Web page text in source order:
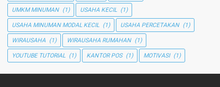
UMKM MINUMAN (1) USAHA KECIL (1)
USAHA MINUMAN MODAL KECIL (1) USAHA PERCETAKAN (1)
WIRAUSAHA (1) WIRAUSAHA RUMAHAN (1)
YOUTUBE TUTORIAL (1) KANTOR POS (1) MOTIVASI (1)